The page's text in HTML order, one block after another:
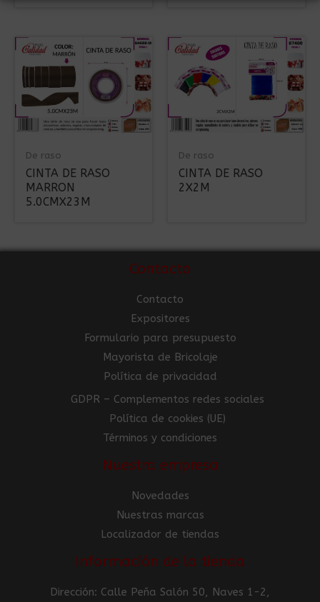
De raso
CINTA DE RASO
MARRON
5.0CMX23M
De raso
CINTA DE RASO
2X2M
Contacto
Contacto
Expositores
Formulario para presupuesto
Mayorista de Bricolaje
Política de privacidad
GDPR – Complementos redes sociales
Política de cookies (UE)
Términos y condiciones
Nuestra empresa
Novedades
Nuestras marcas
Localizador de tiendas
Información de la tienda
Dirección: Calle Peña Salón 50, Naves 1-2,